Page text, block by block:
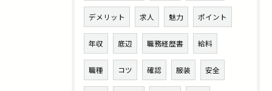
デメリット 求人 魅力 ポイント
年収 底辺 職務経歴書 給料
職種 コツ 確認 服装 安全